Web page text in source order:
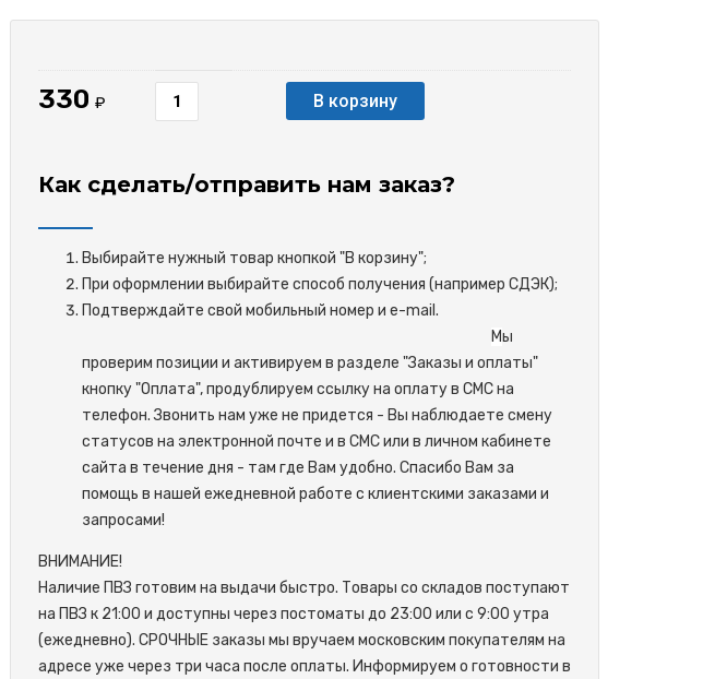
330 ₽ В корзину
Как сделать/отправить нам заказ?
Выбирайте нужный товар кнопкой "В корзину";
При оформлении выбирайте способ получения (например СДЭК);
Подтверждайте свой мобильный номер и e-mail.
Мы
проверим позиции и активируем в разделе "Заказы и оплаты"
кнопку "Оплата", продублируем ссылку на оплату в СМС на
телефон. Звонить нам уже не придется - Вы наблюдаете смену
статусов на электронной почте и в СМС или в личном кабинете
сайта в течение дня - там где Вам удобно. Спасибо Вам за
помощь в нашей ежедневной работе с клиентскими заказами и
запросами!
ВНИМАНИЕ!
Наличие ПВЗ готовим на выдачи быстро. Товары со складов поступают
на ПВЗ к 21:00 и доступны через постоматы до 23:00 или с 9:00 утра
(ежедневно). СРОЧНЫЕ заказы мы вручаем московским покупателям на
адресе уже через три часа после оплаты. Информируем о готовности в